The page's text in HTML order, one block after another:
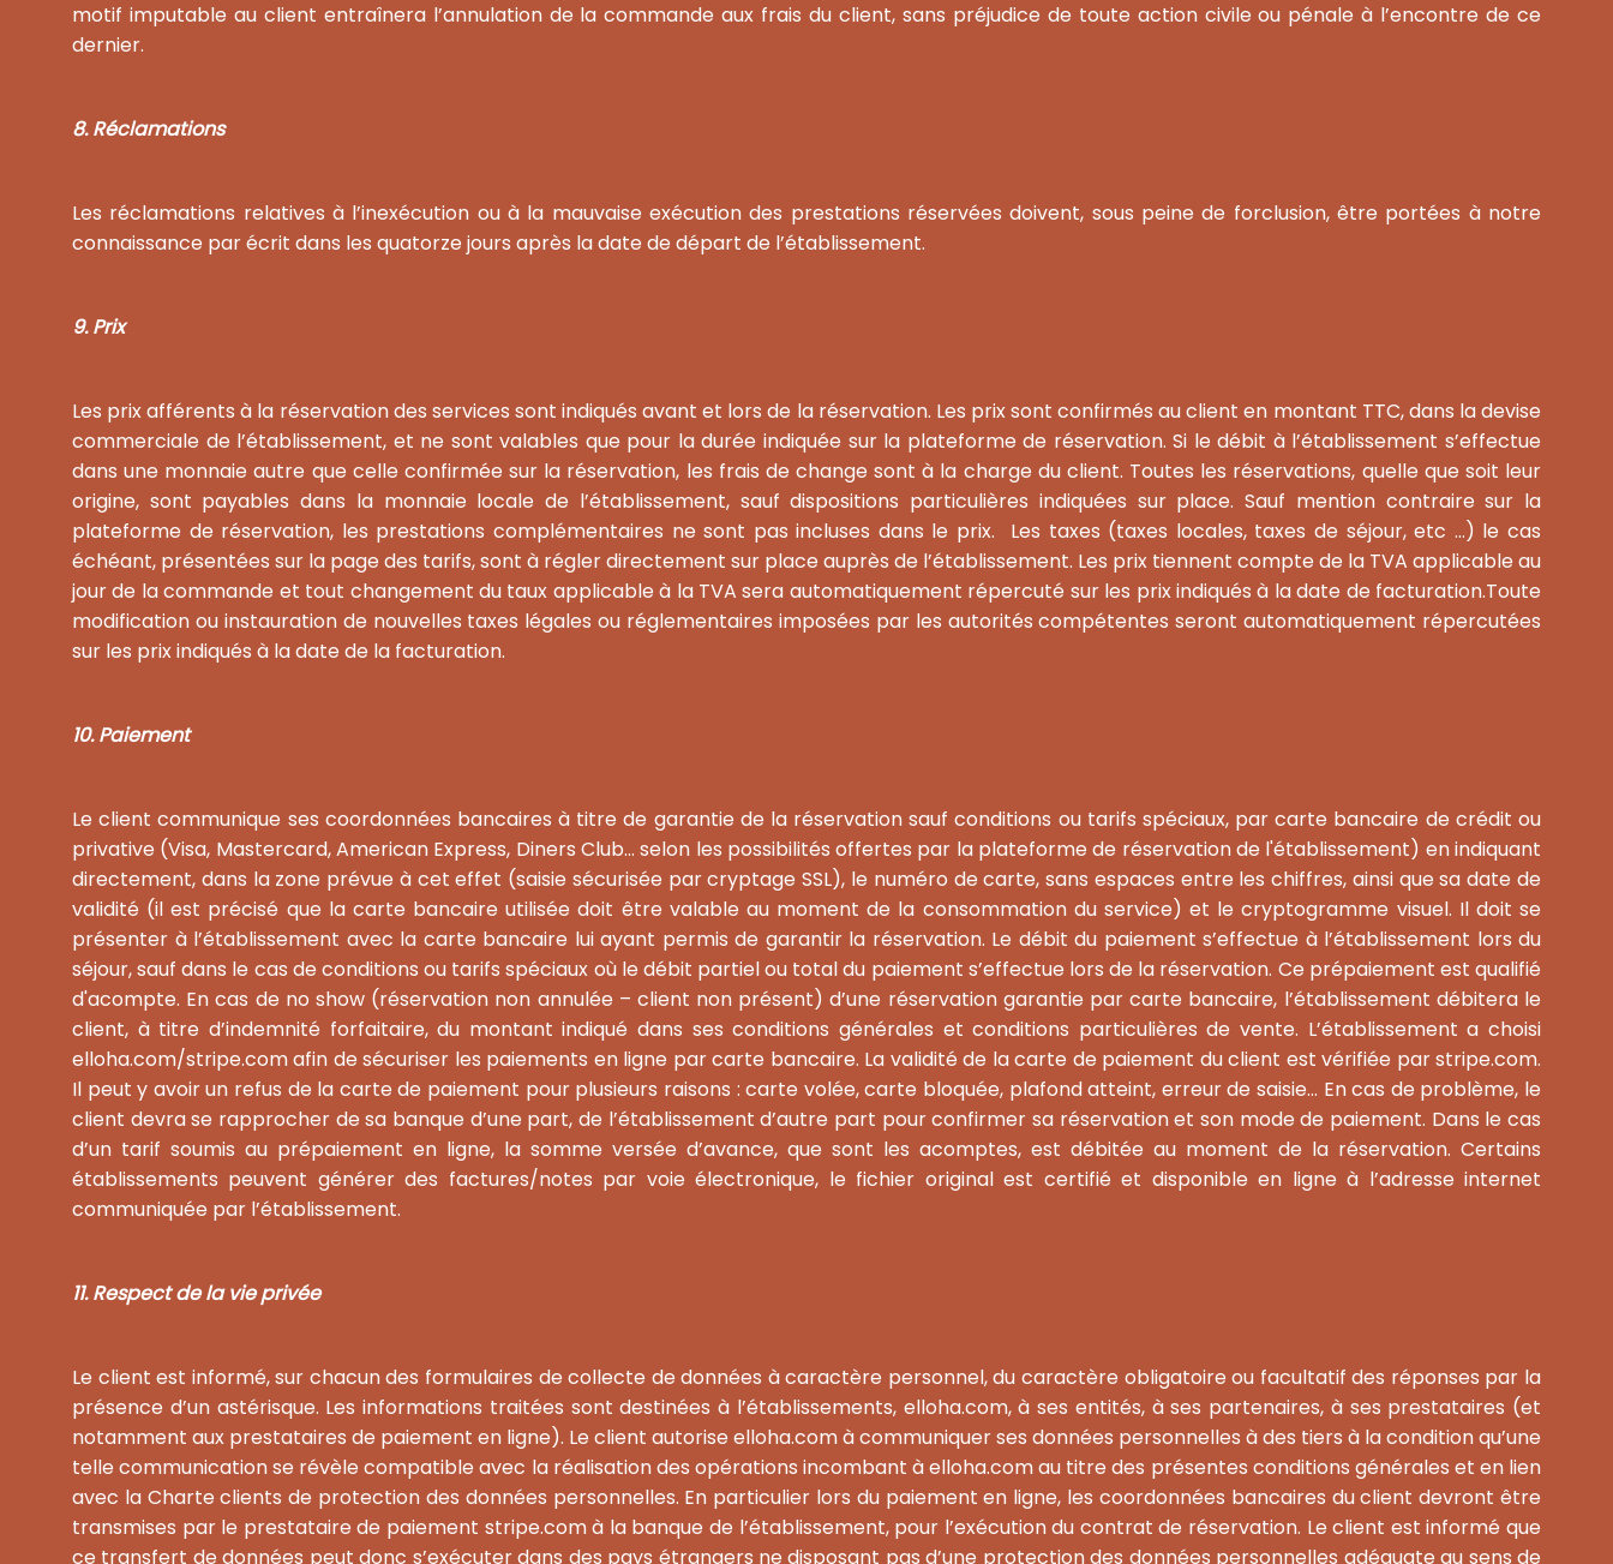
motif imputable au client entraînera l’annulation de la commande aux frais du client, sans préjudice de toute action civile ou pénale à l’encontre de ce
dernier.
8. Réclamations
Les réclamations relatives à l’inexécution ou à la mauvaise exécution des prestations réservées doivent, sous peine de forclusion, être portées à notre
connaissance par écrit dans les quatorze jours après la date de départ de l’établissement.
9. Prix
Les prix afférents à la réservation des services sont indiqués avant et lors de la réservation. Les prix sont confirmés au client en montant TTC, dans la devise
commerciale de l’établissement, et ne sont valables que pour la durée indiquée sur la plateforme de réservation. Si le débit à l’établissement s’effectue
dans une monnaie autre que celle confirmée sur la réservation, les frais de change sont à la charge du client. Toutes les réservations, quelle que soit leur
origine, sont payables dans la monnaie locale de l’établissement, sauf dispositions particulières indiquées sur place. Sauf mention contraire sur la
plateforme de réservation, les prestations complémentaires ne sont pas incluses dans le prix. Les taxes (taxes locales, taxes de séjour, etc …) le cas
échéant, présentées sur la page des tarifs, sont à régler directement sur place auprès de l’établissement. Les prix tiennent compte de la TVA applicable au
jour de la commande et tout changement du taux applicable à la TVA sera automatiquement répercuté sur les prix indiqués à la date de facturation.Toute
modification ou instauration de nouvelles taxes légales ou réglementaires imposées par les autorités compétentes seront automatiquement répercutées
sur les prix indiqués à la date de la facturation.
10. Paiement
Le client communique ses coordonnées bancaires à titre de garantie de la réservation sauf conditions ou tarifs spéciaux, par carte bancaire de crédit ou
privative (Visa, Mastercard, American Express, Diners Club… selon les possibilités offertes par la plateforme de réservation de l'établissement) en indiquant
directement, dans la zone prévue à cet effet (saisie sécurisée par cryptage SSL), le numéro de carte, sans espaces entre les chiffres, ainsi que sa date de
validité (il est précisé que la carte bancaire utilisée doit être valable au moment de la consommation du service) et le cryptogramme visuel. Il doit se
présenter à l’établissement avec la carte bancaire lui ayant permis de garantir la réservation. Le débit du paiement s’effectue à l’établissement lors du
séjour, sauf dans le cas de conditions ou tarifs spéciaux où le débit partiel ou total du paiement s’effectue lors de la réservation. Ce prépaiement est qualifié
d'acompte. En cas de no show (réservation non annulée – client non présent) d’une réservation garantie par carte bancaire, l’établissement débitera le
client, à titre d’indemnité forfaitaire, du montant indiqué dans ses conditions générales et conditions particulières de vente. L’établissement a choisi
elloha.com/stripe.com afin de sécuriser les paiements en ligne par carte bancaire. La validité de la carte de paiement du client est vérifiée par stripe.com.
Il peut y avoir un refus de la carte de paiement pour plusieurs raisons : carte volée, carte bloquée, plafond atteint, erreur de saisie… En cas de problème, le
client devra se rapprocher de sa banque d’une part, de l’établissement d’autre part pour confirmer sa réservation et son mode de paiement. Dans le cas
d’un tarif soumis au prépaiement en ligne, la somme versée d’avance, que sont les acomptes, est débitée au moment de la réservation. Certains
établissements peuvent générer des factures/notes par voie électronique, le fichier original est certifié et disponible en ligne à l’adresse internet
communiquée par l’établissement.
11. Respect de la vie privée
Le client est informé, sur chacun des formulaires de collecte de données à caractère personnel, du caractère obligatoire ou facultatif des réponses par la
présence d’un astérisque. Les informations traitées sont destinées à l’établissements, elloha.com, à ses entités, à ses partenaires, à ses prestataires (et
notamment aux prestataires de paiement en ligne). Le client autorise elloha.com à communiquer ses données personnelles à des tiers à la condition qu’une
telle communication se révèle compatible avec la réalisation des opérations incombant à elloha.com au titre des présentes conditions générales et en lien
avec la Charte clients de protection des données personnelles. En particulier lors du paiement en ligne, les coordonnées bancaires du client devront être
transmises par le prestataire de paiement stripe.com à la banque de l’établissement, pour l’exécution du contrat de réservation. Le client est informé que
ce transfert de données peut donc s’exécuter dans des pays étrangers ne disposant pas d’une protection des données personnelles adéquate au sens de